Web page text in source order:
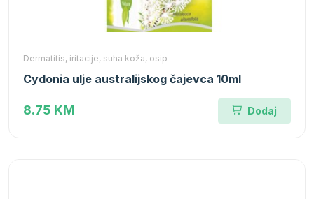
Dermatitis, iritacije, suha koža, osip
Cydonia ulje australijskog čajevca 10ml
8.75 KM Dodaj